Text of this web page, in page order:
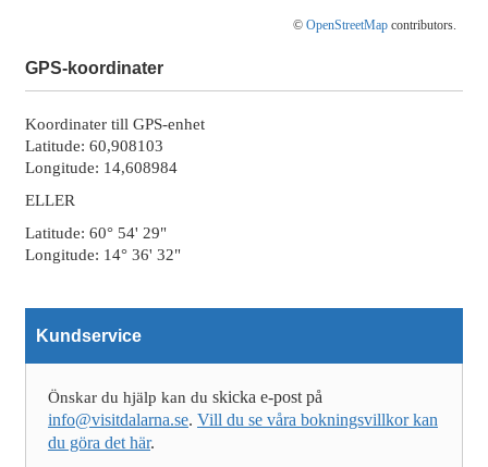
© OpenStreetMap contributors.
GPS-koordinater
Koordinater till GPS-enhet
Latitude: 60,908103
Longitude: 14,608984
ELLER
Latitude: 60° 54' 29"
Longitude: 14° 36' 32"
Kundservice
Önskar du hjälp kan du skicka e-post på
info@visitdalarna.se. Vill du se våra bokningsvillkor kan
du göra det här.